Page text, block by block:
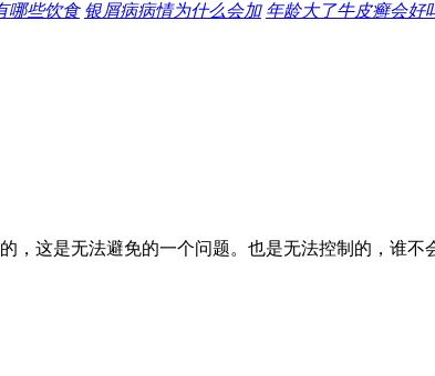
哪些饮食 银屑病病情为什么会加 年龄大了牛皮癣会好
，这是无法避免的一个问题。也是无法控制的，谁